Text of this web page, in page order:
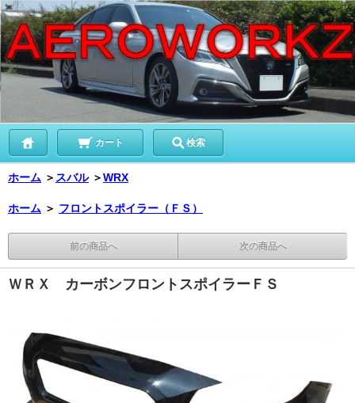
カート 検索
ホーム ＞ スバル ＞WRX
ホーム ＞ フロントスポイラー（ＦＳ）
前の商品へ 次の商品へ
ＷＲＸ カーボンフロントスポイラーＦＳ